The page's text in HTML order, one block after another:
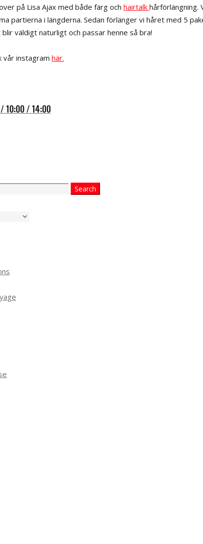
på Lisa Ajax med både färg och hairtalk hårförlängning.
partierna i längderna. Sedan förlänger vi håret med 5
väldigt naturligt och passar henne så bra!
vår instagram här.
10:00 / 14:00
Search